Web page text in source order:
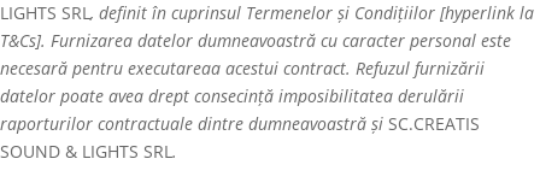
LIGHTS SRL, definit în cuprinsul Termenelor și Condițiilor [hyperlink la
T&Cs]. Furnizarea datelor dumneavoastră cu caracter personal este
necesară pentru executareaa acestui contract. Refuzul furnizării
datelor poate avea drept consecință imposibilitatea derulării
raporturilor contractuale dintre dumneavoastră și SC.CREATIS
SOUND & LIGHTS SRL.